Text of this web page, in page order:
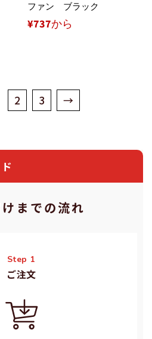
ファン ブラック
¥737から
2 3 →
までの流れ
Step 1
ご注⽂